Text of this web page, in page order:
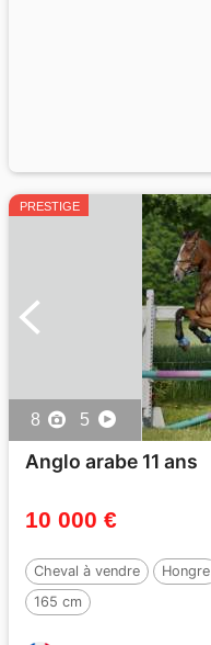
PRESTIGE
8 5
Anglo arabe 11 ans
10 000 €
Cheval à vendre Hongre
165 cm